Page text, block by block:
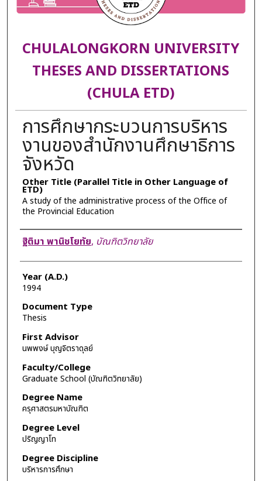
CHULALONGKORN UNIVERSITY
THESES AND DISSERTATIONS
(CHULA ETD)
การศึกษากระบวนการบริหาร
งานของสำนักงานศึกษาธิการ
จังหวัด
Other Title (Parallel Title in Other Language of
ETD)
A study of the administrative process of the Office of
the Provincial Education
Author
ฐิติมา พานิชโยทัย, บัณฑิตวิทยาลัย
Year (A.D.)
1994
Document Type
Thesis
First Advisor
นพพงษ์ บุญจิตราดุลย์
Faculty/College
Graduate School (บัณฑิตวิทยาลัย)
Degree Name
ครุศาสตรมหาบัณฑิต
Degree Level
ปริญญาโท
Degree Discipline
บริหารการศึกษา